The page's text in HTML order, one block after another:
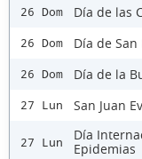
26 Dom Día de las
26 Dom Día de San
26 Dom Día de la
27 Lun San Juan
27 Lun
Día
Epidemias